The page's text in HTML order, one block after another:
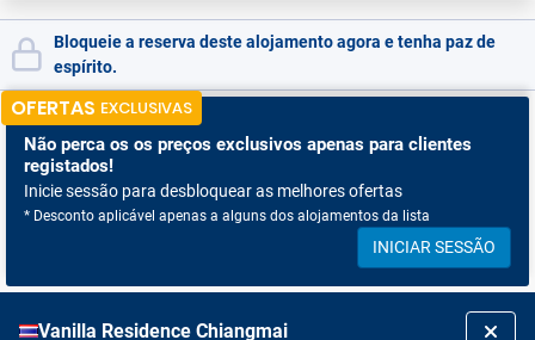
Bloqueie a reserva deste alojamento agora e tenha paz de
espírito.
OFERTAS EXCLUSIVAS
Não perca os os preços exclusivos apenas para clientes
registados!
Inicie sessão para desbloquear as melhores ofertas
* Desconto aplicável apenas a alguns dos alojamentos da lista
INICIAR SESSÃO
Vanilla Residence Chiangmai